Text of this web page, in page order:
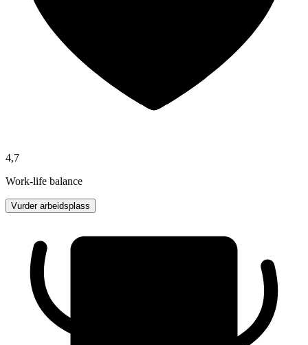
4,7
Work-life balance
Vurder arbeidsplass